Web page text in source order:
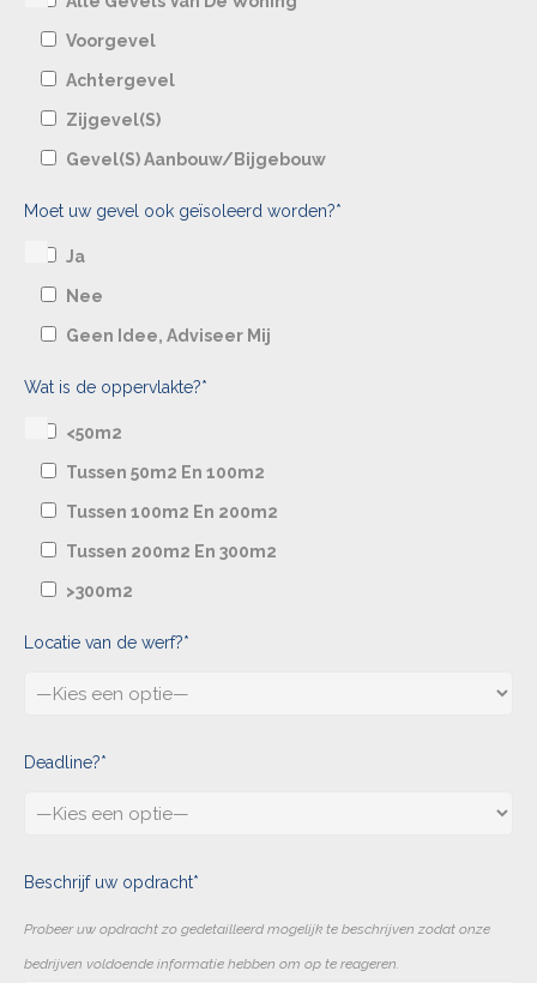
Voorgevel
Achtergevel
Zijgevel(s)
Gevel(s) Aanbouw/bijgebouw
Moet uw gevel ook geïsoleerd worden?*
Ja
Nee
Geen Idee, Adviseer Mij
Wat is de oppervlakte?*
<50m2
Tussen 50m2 En 100m2
Tussen 100m2 En 200m2
Tussen 200m2 En 300m2
>300m2
Locatie van de werf?*
Deadline?*
Beschrijf uw opdracht*
Probeer uw opdracht zo gedetailleerd mogelijk te beschrijven zodat onze
bedrijven voldoende informatie hebben om op te reageren.